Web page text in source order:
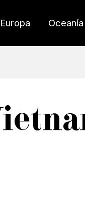
Europa Oceanía